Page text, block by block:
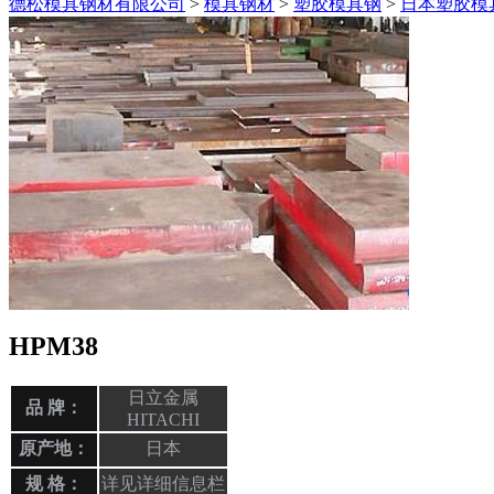
德松模具钢材有限公司 > 模具钢材 > 塑胶模具钢 > 日本塑胶模
HPM38
品 牌：
日立金属
HITACHI
原产地：
日本
规 格：
详见详细信息栏